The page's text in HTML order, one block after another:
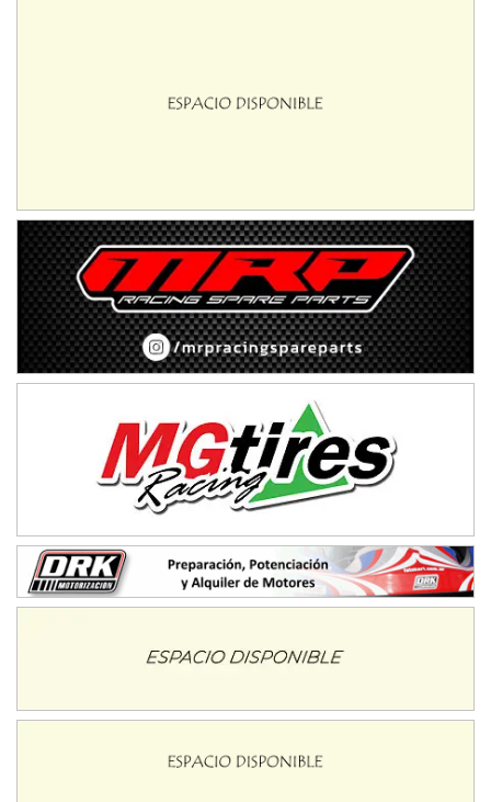
SUR SANTAFESINO - F4
Juan Navarro (Asfalto)
El Timbó (Tucumán)